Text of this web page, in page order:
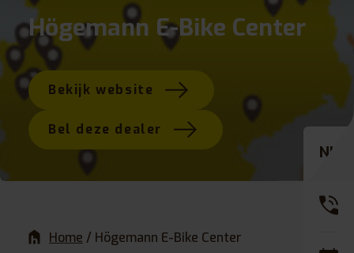
Högemann E-Bike Center
Bekijk website
Bel deze dealer
Home / Högemann E-Bike Center
NL